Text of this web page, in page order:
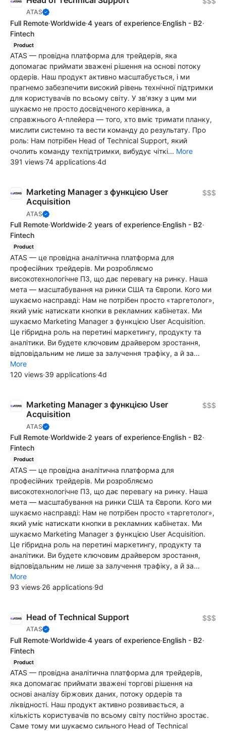
ATAS
Full Remote·Worldwide·4 years of experience·English - B2·
Fintech
Product
ATAS — провідна платформа для трейдерів, яка
допомагає приймати зважені рішення на основі потоку
ордерів. Наш продукт активно масштабується, і ми
прагнемо забезпечити високий рівень технічної підтримки
для користувачів по всьому світу. У зв’язку з цим ми
шукаємо не просто досвідченого керівника, а
справжнього A-плейера — того, хто вміє тримати планку,
мислити системно та вести команду до результату. Про
роль: Нам потрібен Head of Technical Support, який
очолить команду техпідтримки, вибудує чіткі... More
391 views·74 applications·4d
Marketing Manager з функцією User
Acquisition
ATAS
$$$
Full Remote·Worldwide·2 years of experience·English - B2·
Fintech
Product
ATAS — це провідна аналітична платформа для
професійних трейдерів. Ми розробляємо
високотехнологічне ПЗ, що дає перевагу на ринку. Наша
мета — масштабування на ринки США та Європи. Кого ми
шукаємо насправді: Нам не потрібен просто «таргетолог»,
який уміє натискати кнопки в рекламних кабінетах. Ми
шукаємо Marketing Manager з функцією User Acquisition.
Це гібридна роль на перетині маркетингу, продукту та
аналітики. Ви будете ключовим драйвером зростання,
відповідальним не лише за залучення трафіку, а й за...
More
120 views·39 applications·4d
Marketing Manager з функцією User
Acquisition
ATAS
$$$
Full Remote·Worldwide·2 years of experience·English - B2·
Fintech
Product
ATAS — це провідна аналітична платформа для
професійних трейдерів. Ми розробляємо
високотехнологічне ПЗ, що дає перевагу на ринку. Наша
мета — масштабування на ринки США та Європи. Кого ми
шукаємо насправді: Нам не потрібен просто «таргетолог»,
який уміє натискати кнопки в рекламних кабінетах. Ми
шукаємо Marketing Manager з функцією User Acquisition.
Це гібридна роль на перетині маркетингу, продукту та
аналітики. Ви будете ключовим драйвером зростання,
відповідальним не лише за залучення трафіку, а й за...
More
93 views·26 applications·9d
Head of Technical Support
ATAS
$$$
Full Remote·Worldwide·4 years of experience·English - B2·
Fintech
Product
ATAS — провідна аналітична платформа для трейдерів,
яка допомагає приймати зважені торгові рішення на
основі аналізу біржових даних, потоку ордерів та
ліквідності. Наш продукт активно розвивається, а
кількість користувачів по всьому світу постійно зростає.
Саме тому ми шукаємо сильного Head of Technical